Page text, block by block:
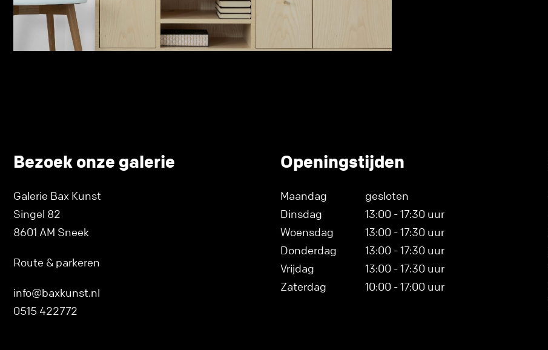
Bezoek onze galerie
Galerie Bax Kunst
Singel 82
8601 AM Sneek
Route & parkeren
info@baxkunst.nl
0515 422772
Openingstijden
Maandag
gesloten
Dinsdag
13:00 - 17:30 uur
Woensdag
13:00 - 17:30 uur
Donderdag
13:00 - 17:30 uur
Vrijdag
13:00 - 17:30 uur
Zaterdag
10:00 - 17:00 uur